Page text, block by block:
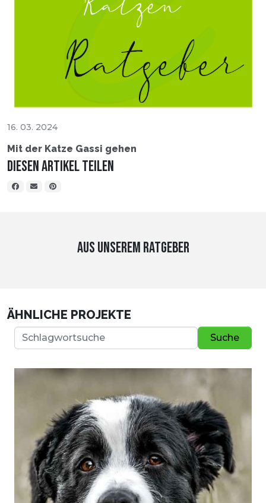
16. 03. 2024
Mit der Katze Gassi gehen
Diesen Artikel teilen
AUS UNSEREM RATGEBER
ÄHNLICHE PROJEKTE
Suche